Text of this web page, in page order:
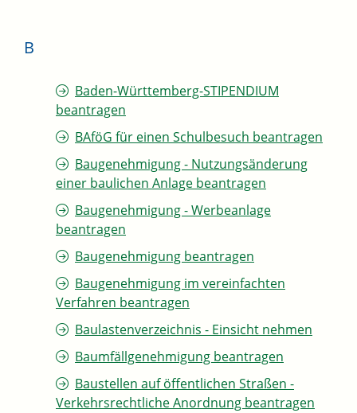
B
Baden-Württemberg-STIPENDIUM
beantragen
BAföG für einen Schulbesuch beantragen
Baugenehmigung - Nutzungsänderung
einer baulichen Anlage beantragen
Baugenehmigung - Werbeanlage
beantragen
Baugenehmigung beantragen
Baugenehmigung im vereinfachten
Verfahren beantragen
Baulastenverzeichnis - Einsicht nehmen
Baumfällgenehmigung beantragen
Baustellen auf öffentlichen Straßen -
Verkehrsrechtliche Anordnung beantragen